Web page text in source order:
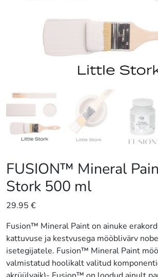
FUSION™ Mineral
Stork 500 ml
29.95 €
Fusion™ Mineral Paint on ainuke
kattuvuse ja kestvusega mööblivärv
isetegijatele. Fusion™ Mineral Paint
valmistatud hoolikalt valitud